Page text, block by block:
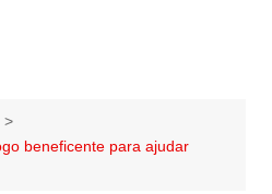
beneficente para ajudar